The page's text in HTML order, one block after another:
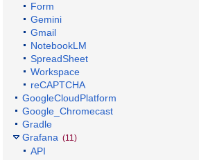
Form
Gemini
Gmail
NotebookLM
SpreadSheet
Workspace
reCAPTCHA
GoogleCloudPlatform
Google_Chromecast
Gradle
Grafana (11)
API